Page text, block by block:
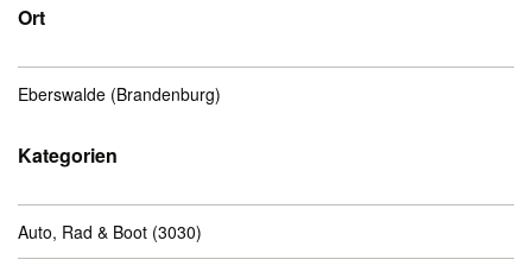
Anzeige aufgeben
Ort
Eberswalde (Brandenburg)
Kategorien
Auto, Rad & Boot (3030)